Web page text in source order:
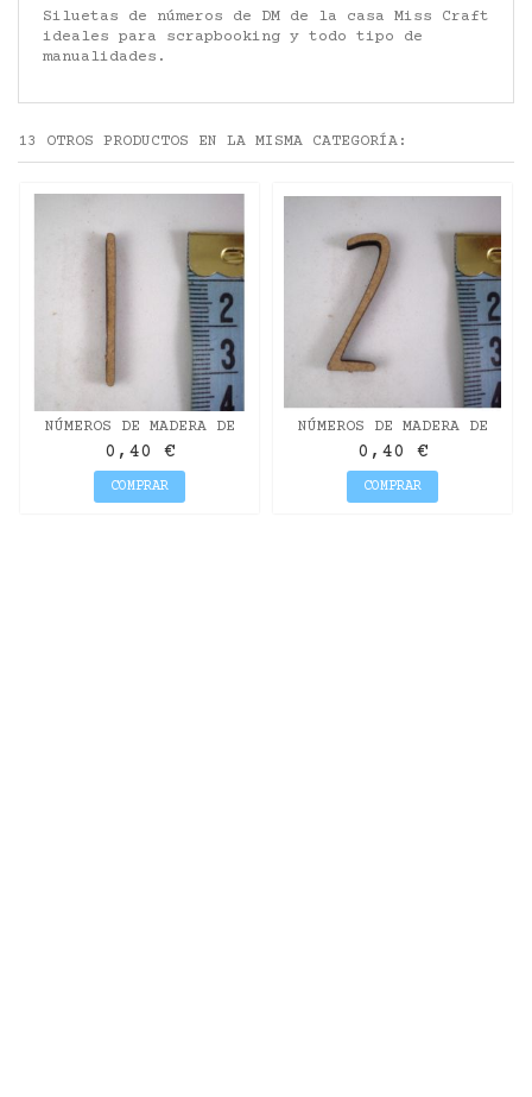
Siluetas de números de DM de la casa Miss Craft
ideales para scrapbooking y todo tipo de
manualidades.
13 OTROS PRODUCTOS EN LA MISMA CATEGORÍA:
NÚMEROS DE MADERA DE
DM PARA DECORAR 3CM 1
0,40 €
COMPRAR
NÚMEROS DE MADERA DE
DM PARA DECORAR 3CM 2
0,40 €
COMPRAR